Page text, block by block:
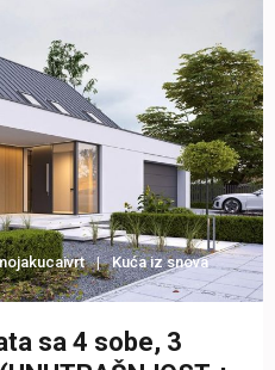
Kuća iz snova
sa 4 sobe, 3